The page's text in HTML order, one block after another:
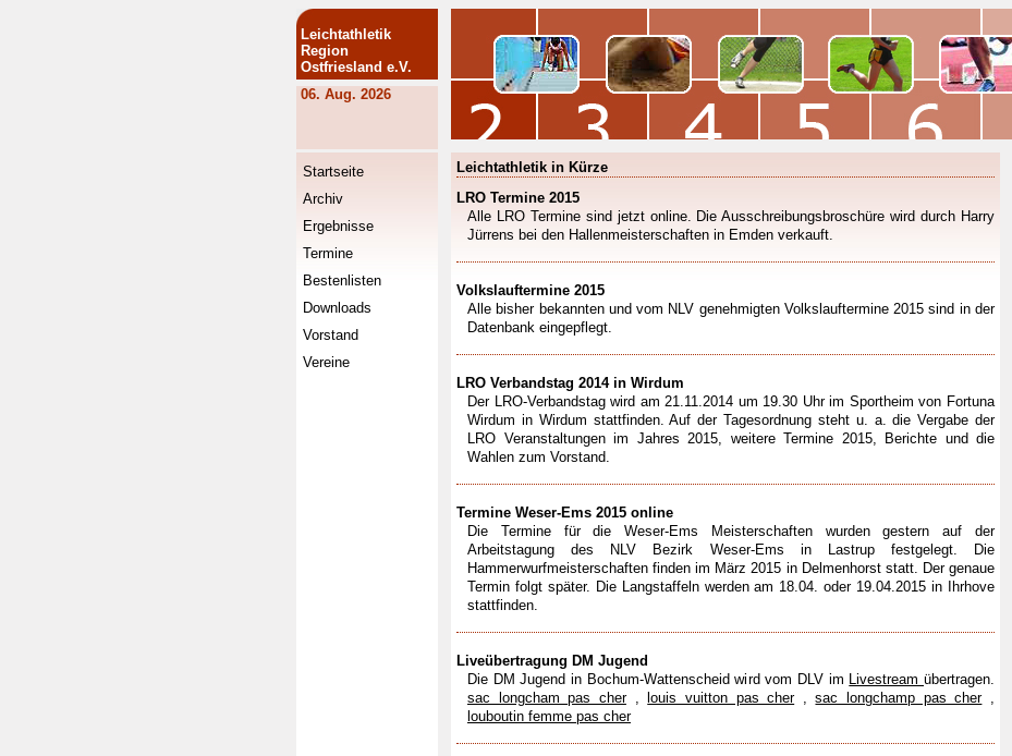
Leichtathletik
Region
Ostfriesland e.V.
06. Aug. 2026
Startseite
Archiv
Ergebnisse
Termine
Bestenlisten
Downloads
Vorstand
Vereine
Leichtathletik in Kürze
LRO Termine 2015
Alle LRO Termine sind jetzt online. Die Ausschreibungsbroschüre wird durch Harry
Jürrens bei den Hallenmeisterschaften in Emden verkauft.
Volkslauftermine 2015
Alle bisher bekannten und vom NLV genehmigten Volkslauftermine 2015 sind in der
Datenbank eingepflegt.
LRO Verbandstag 2014 in Wirdum
Der LRO-Verbandstag wird am 21.11.2014 um 19.30 Uhr im Sportheim von Fortuna
Wirdum in Wirdum stattfinden. Auf der Tagesordnung steht u. a. die Vergabe der
LRO Veranstaltungen im Jahres 2015, weitere Termine 2015, Berichte und die
Wahlen zum Vorstand.
Termine Weser-Ems 2015 online
Die Termine für die Weser-Ems Meisterschaften wurden gestern auf der
Arbeitstagung des NLV Bezirk Weser-Ems in Lastrup festgelegt. Die
Hammerwurfmeisterschaften finden im März 2015 in Delmenhorst statt. Der genaue
Termin folgt später. Die Langstaffeln werden am 18.04. oder 19.04.2015 in Ihrhove
stattfinden.
Liveübertragung DM Jugend
Die DM Jugend in Bochum-Wattenscheid wird vom DLV im Livestreamübertragen.
sac longcham pas cher, louis vuitton pas cher,sac longchamp pas cher,
louboutin femme pas cher